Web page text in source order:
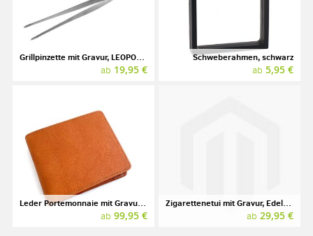
Grillpinzette mit Gravur, LEOPOLD VIENNA, Edelstahl
ab 19,95 €
Schweberahmen, schwarz
ab 5,95 €
Leder Portemonnaie mit Gravur, Marke SONNENLEDER, Modell SPREE
ab 99,95 €
Zigarettenetui mit Gravur, Edelstahl gebürstet
ab 29,95 €